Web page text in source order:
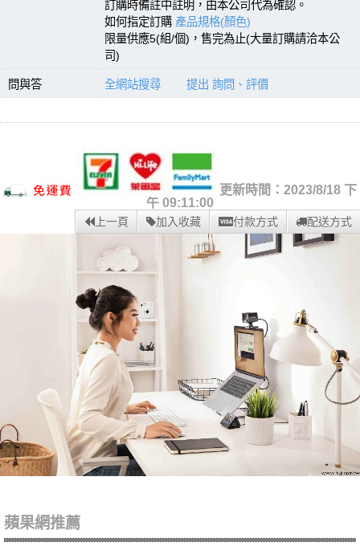
訂購時備註中註明，由本公司代為確認。
如何指定訂購 產品規格(顏色)
限量供應5(組/個)，售完為止(大量訂購請洽本公
司)
問與答 全網站搜尋 提出 詢問、評價
更新時間：2023/8/18 下
午 09:11:00
上一頁 加入收藏 付款方式 配送方式
蘋果網推薦